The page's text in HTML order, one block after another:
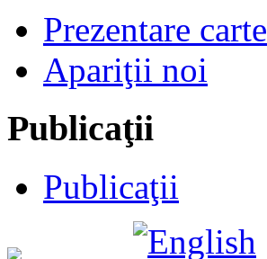
Prezentare carte
Apariţii noi
Publicaţii
Publicaţii